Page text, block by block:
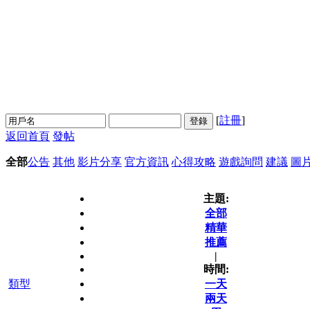
登錄 [註冊]
返回首頁 發帖
全部公告 其他 影片分享 官方資訊 心得攻略 遊戲詢問 建議 圖
類型
主題:
全部
精華
推薦
|
時間:
一天
兩天